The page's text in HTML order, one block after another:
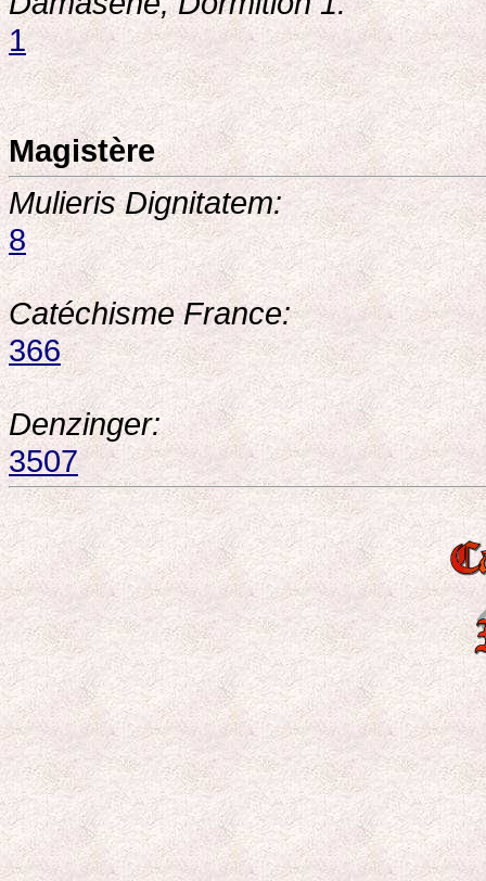
1
Magistère
Mulieris Dignitatem:
8
Catéchisme France:
366
Denzinger:
3507